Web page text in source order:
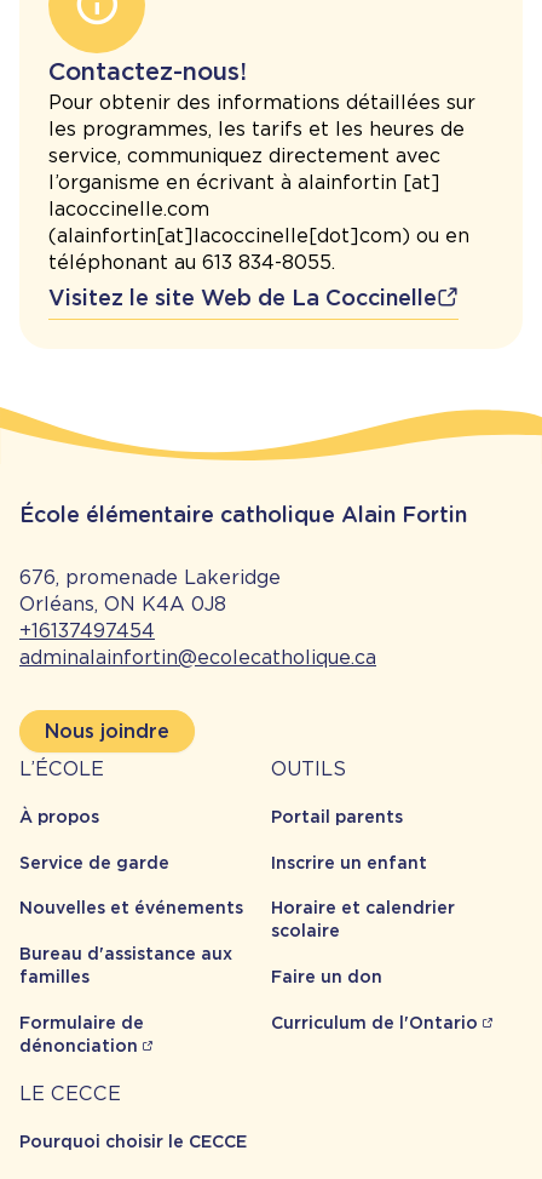
Contactez-nous!
Pour obtenir des informations détaillées sur
les programmes, les tarifs et les heures de
service, communiquez directement avec
l’organisme en écrivant à alainfortin [at]
lacoccinelle.com
(alainfortin[at]lacoccinelle[dot]com) ou en
téléphonant au 613 834-8055.
Visitez le site Web de La Coccinelle
École élémentaire catholique Alain Fortin
676, promenade Lakeridge
Orléans, ON K4A 0J8
+16137497454
adminalainfortin@ecolecatholique.ca
Nous joindre
À
propos
L’ÉCOLE
À propos
Service de garde
Nouvelles et événements
Bureau d'assistance aux
familles
Formulaire de
dénonciation
Outils
OUTILS
Portail parents
Inscrire un enfant
Horaire et calendrier
scolaire
Faire un don
Curriculum de l'Ontario
Carrière
LE CECCE
Pourquoi choisir le CECCE